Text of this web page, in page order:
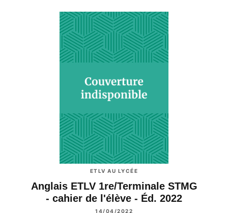
ETLV AU LYCÉE
Anglais ETLV 1re/Terminale STMG
- cahier de l'élève - Éd. 2022
14/04/2022